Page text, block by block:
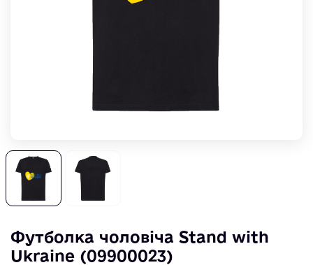
Футболка чоловіча Stand with
Ukraine (09900023)